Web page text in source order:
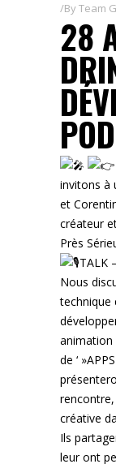
ByTeam
28
invitons à
et
créateur
Près
TALK
Nous
technique
animation
de ‘
rencontre,
créative
Ils
leur ont